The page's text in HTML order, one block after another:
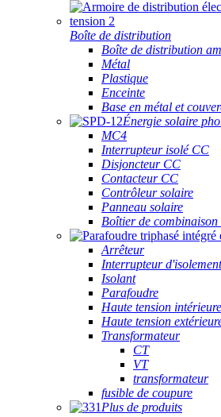
Boîte de distribution
Boîte de distribution
Métal
Plastique
Enceinte
Base en métal et
Énergie solaire
MC4
Interrupteur isolé CC
Disjoncteur CC
Contacteur CC
Contrôleur solaire
Panneau solaire
Boîtier de combinaison
Arrêteur
Interrupteur
Isolant
Parafoudre
Haute tension intérieure
Haute tension
Transformateur
CT
VT
transformateur
fusible de coupure
Plus de produits